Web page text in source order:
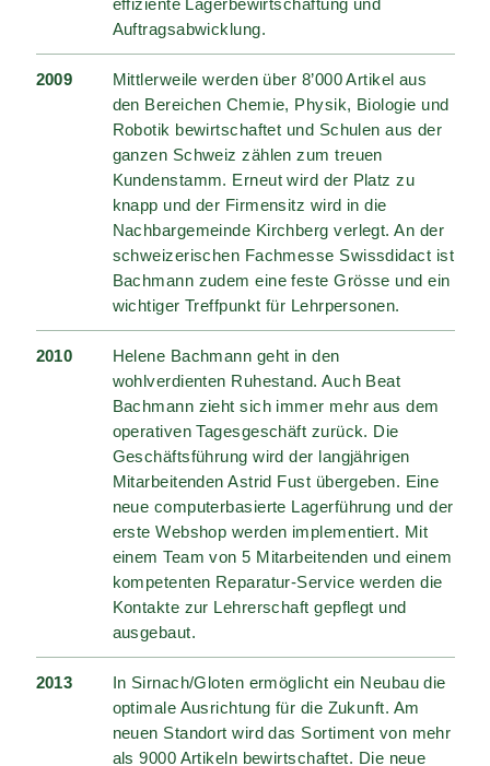
effiziente Lagerbewirtschaftung und
Auftragsabwicklung.
2009
Mittlerweile werden über 8’000 Artikel aus
den Bereichen Chemie, Physik, Biologie und
Robotik bewirtschaftet und Schulen aus der
ganzen Schweiz zählen zum treuen
Kundenstamm. Erneut wird der Platz zu
knapp und der Firmensitz wird in die
Nachbargemeinde Kirchberg verlegt. An der
schweizerischen Fachmesse Swissdidact ist
Bachmann zudem eine feste Grösse und ein
wichtiger Treffpunkt für Lehrpersonen.
2010
Helene Bachmann geht in den
wohlverdienten Ruhestand. Auch Beat
Bachmann zieht sich immer mehr aus dem
operativen Tagesgeschäft zurück. Die
Geschäftsführung wird der langjährigen
Mitarbeitenden Astrid Fust übergeben. Eine
neue computerbasierte Lagerführung und der
erste Webshop werden implementiert. Mit
einem Team von 5 Mitarbeitenden und einem
kompetenten Reparatur-Service werden die
Kontakte zur Lehrerschaft gepflegt und
ausgebaut.
2013
In Sirnach/Gloten ermöglicht ein Neubau die
optimale Ausrichtung für die Zukunft. Am
neuen Standort wird das Sortiment von mehr
als 9000 Artikeln bewirtschaftet. Die neue